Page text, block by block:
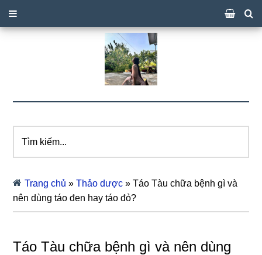
kiếm...
Trang chủ »Thảo dược »Táo Tàu chữa bệnh gì và
nên dùng táo đen hay táo đỏ?
Táo Tàu chữa bệnh gì và nên dùng